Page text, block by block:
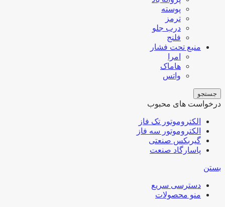
پوسته
ترمز
درب جلو
فلنج
منبع تحت فشار
امرا
هاماک
واتس
جستجو
درخواست های محبوب
الکتروموتور تک فاز
الکتروموتور سه فاز
گیربکس صنعتی
پاسارگاد صنعت
بستن
دسترسی سریع
منو محصولات